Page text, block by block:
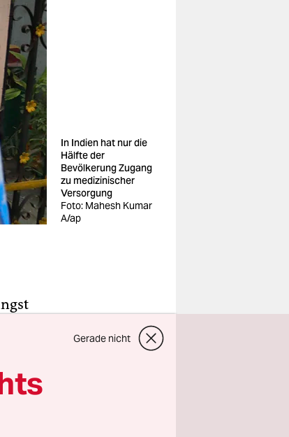
In Indien hat nur die
Hälfte der
Bevölkerung Zugang
zu medizinischer
Versorgung
Foto: Mahesh Kumar
A/ap
Gerade nicht